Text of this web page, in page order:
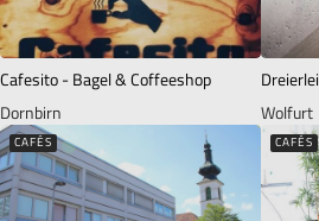
Cafesito - Bagel & Coffeeshop
Dornbirn
Dreierlei
Wolfurt
CAFÉS CAFÉS